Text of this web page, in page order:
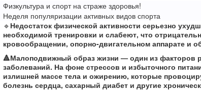
Физкультура и спорт на страже здоровья!
Неделя популяризации активных видов спорта
🔹 Недостаток физической активности серьезно
необходимой тренировки и слабеют, что
кровообращении, опорно-двигательном аппарате и
🔺Малоподвижный образ жизни — один из факторов
заболеваний. На фоне стрессов и избыточного
излишней массе тела и ожирению, которые
болезнь сердца, сахарный диабет и другие